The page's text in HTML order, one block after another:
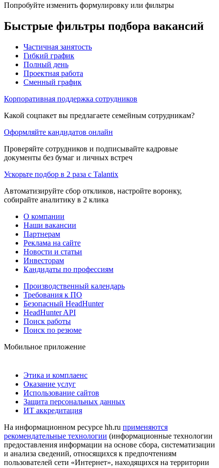
Попробуйте изменить формулировку или фильтры
Быстрые фильтры подбора вакансий
Частичная занятость
Гибкий график
Полный день
Проектная работа
Сменный график
Корпоративная поддержка сотрудников
Какой соцпакет вы предлагаете семейным сотрудникам?
Оформляйте кандидатов онлайн
Проверяйте сотрудников и подписывайте кадровые
документы без бумаг и личных встреч
Ускорьте подбор в 2 раза с Talantix
Автоматизируйте сбор откликов, настройте воронку,
собирайте аналитику в 2 клика
О компании
Наши вакансии
Партнерам
Реклама на сайте
Новости и статьи
Инвесторам
Кандидаты по профессиям
Производственный календарь
Требования к ПО
Безопасный HeadHunter
HeadHunter API
Поиск работы
Поиск по резюме
Мобильное приложение
Этика и комплаенс
Оказание услуг
Использование сайтов
Защита персональных данных
ИТ аккредитация
На информационном ресурсе hh.ru применяются
рекомендательные технологии (информационные технологии
предоставления информации на основе сбора, систематизации
и анализа сведений, относящихся к предпочтениям
пользователей сети «Интернет», находящихся на территории